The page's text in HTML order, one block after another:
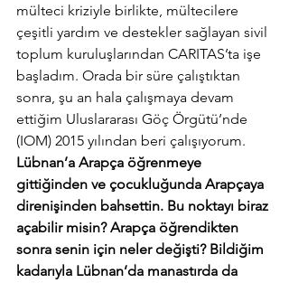
mülteci kriziyle birlikte, mültecilere
çeşitli yardım ve destekler sağlayan sivil
toplum kuruluşlarından CARITAS’ta işe
başladım. Orada bir süre çalıştıktan
sonra, şu an hala çalışmaya devam
ettiğim Uluslararası Göç Örgütü’nde
(IOM) 2015 yılından beri çalışıyorum.
Lübnan’a Arapça öğrenmeye
gittiğinden ve çocukluğunda Arapçaya
direnişinden bahsettin. Bu noktayı biraz
açabilir misin? Arapça öğrendikten
sonra senin için neler değişti? Bildiğim
kadarıyla Lübnan’da manastırda da